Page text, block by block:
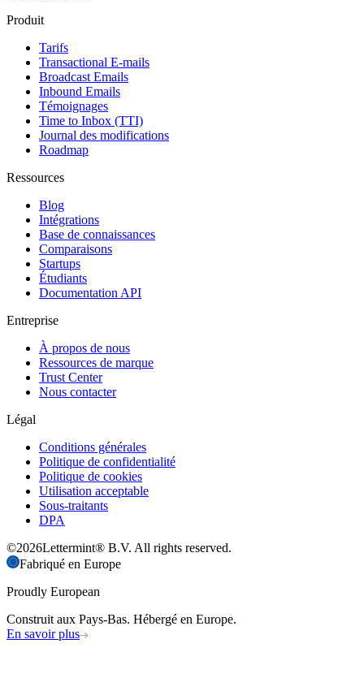
Produit
Tarifs
Transactional E-mails
Broadcast Emails
Inbound Emails
Témoignages
Time to Inbox (TTI)
Journal des modifications
Roadmap
Ressources
Blog
Intégrations
Base de connaissances
Comparaisons
Startups
Étudiants
Documentation API
Entreprise
À propos de nous
Ressources de marque
Trust Center
Nous contacter
Légal
Conditions générales
Politique de confidentialité
Politique de cookies
Utilisation acceptable
Sous-traitants
DPA
©2026Lettermint® B.V. All rights reserved.
Fabriqué en Europe
Proudly European
Construit aux Pays-Bas. Hébergé en Europe.
En savoir plus